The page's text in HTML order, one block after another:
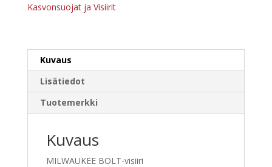
Kasvonsuojat ja Visiirit
Kuvaus
Lisätiedot
Tuotemerkki
Kuvaus
MILWAUKEE BOLT-visiiri